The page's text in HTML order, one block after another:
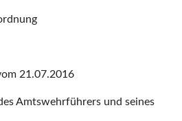
21.07.2016
Amtswehrführers und seines